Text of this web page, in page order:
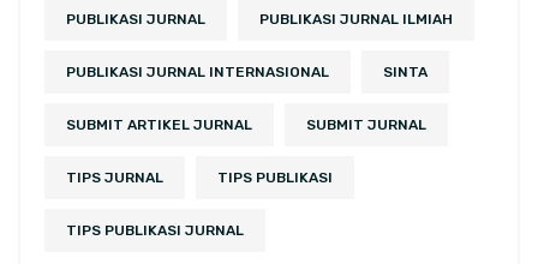
PUBLIKASI JURNAL PUBLIKASI JURNAL ILMIAH
PUBLIKASI JURNAL INTERNASIONAL SINTA
SUBMIT ARTIKEL JURNAL SUBMIT JURNAL
TIPS JURNAL TIPS PUBLIKASI
TIPS PUBLIKASI JURNAL